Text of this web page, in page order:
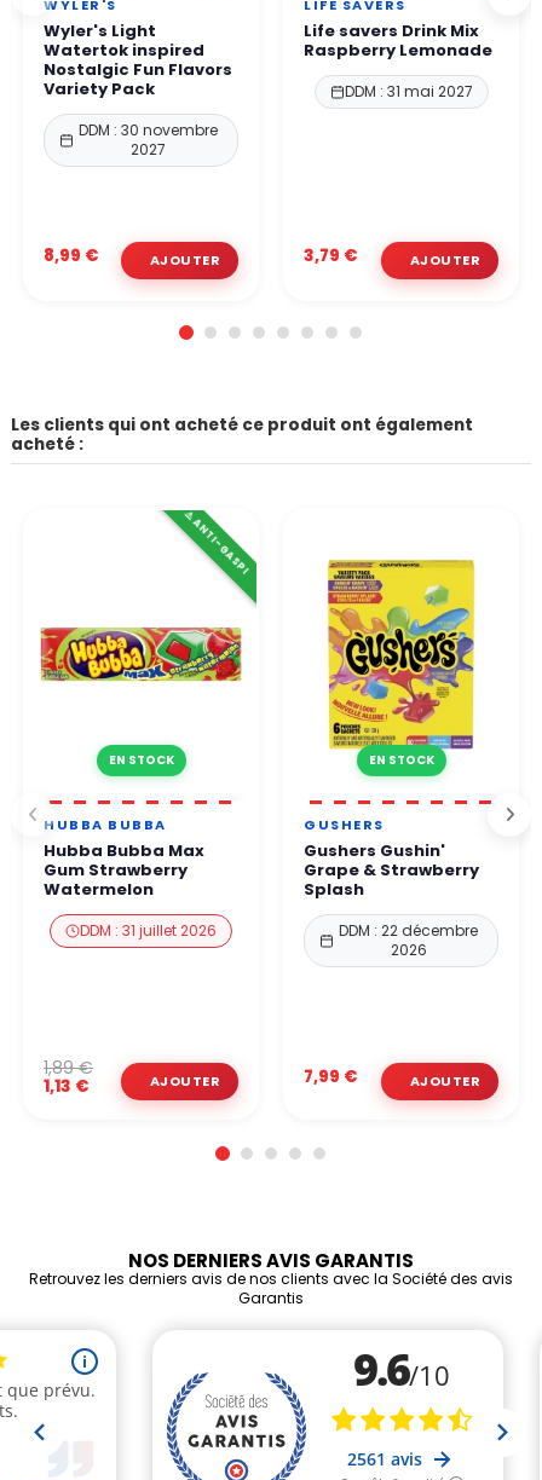
WYLER'S
Wyler's Light
Watertok inspired
Nostalgic Fun Flavors
Variety Pack
DDM : 30 novembre
2027
8,99 €
LIFE SAVERS
Life savers Drink Mix
Raspberry Lemonade
DDM : 31 mai 2027
3,79 €
Les clients qui ont acheté ce produit ont également
acheté :
EN STOCK
⚠️ ANTI-GASPI
HUBBA BUBBA
Hubba Bubba Max
Gum Strawberry
Watermelon
DDM : 31 juillet 2026
1,13 €
1,89 €
EN STOCK
GUSHERS
Gushers Gushin'
Grape & Strawberry
Splash
DDM : 22 décembre
2026
7,99 €
NOS DERNIERS AVIS GARANTIS
Retrouvez les derniers avis de nos clients avec la Société des avis
Garantis